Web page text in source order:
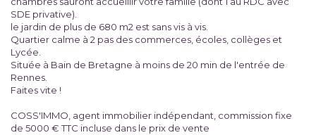
SDE privative).
le jardin de plus de 680 m2 est sans vis à vis.
Quartier calme à 2 pas des commerces, écoles, collèges et
Lycée.
Située à Bain de Bretagne à moins de 20 min de l'entrée de
Rennes.
Faites vite !
COSS'IMMO, agent immobilier indépendant, commission fixe
de 5000 € TTC incluse dans le prix de vente